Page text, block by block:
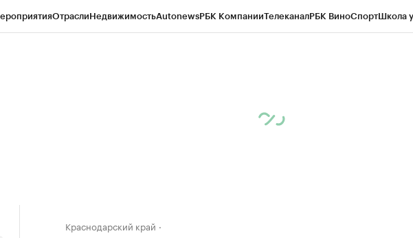
ОтраслиНедвижимостьAutonewsРБК КомпанииТелеканалРБК ВиноСпортШкола
Краснодарский край